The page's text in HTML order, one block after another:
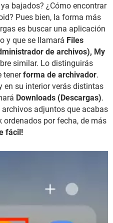
bajados? ¿Cómo encontrar
Pues bien, la forma más
es buscar una aplicación
y que se llamará Files
de archivos), My
similar. Lo distinguirás
tenerforma de archivador.
en su interior verás distintas
Downloads (Descargas).
adjuntos que acabas
ordenados por fecha, de más
fácil!